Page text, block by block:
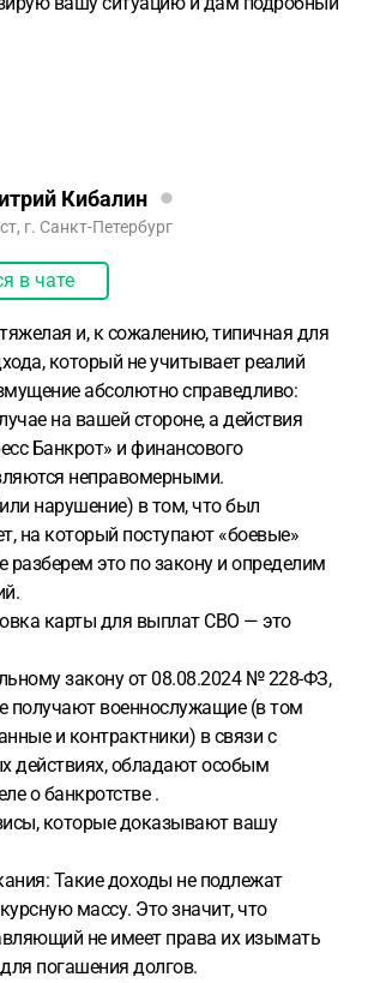
так как изначально известно,что эти
так,как желает,по своему
Кибалин
г. Санкт-Петербург
в чате
и, к сожалению, типичная для
который не учитывает реалий
абсолютно справедливо:
на вашей стороне, а действия
Банкрот» и финансового
неправомерными.
нарушение) в том, что был
на который поступают «боевые»
разберем это по закону и определим
карты для выплат СВО — это
закону от 08.08.2024 № 228-ФЗ,
получают военнослужащие (в том
и контрактники) в связи с
действиях, обладают особым
о банкротстве .
которые доказывают вашу
Такие доходы не подлежат
массу. Это значит, что
не имеет права их изымать
погашения долгов.